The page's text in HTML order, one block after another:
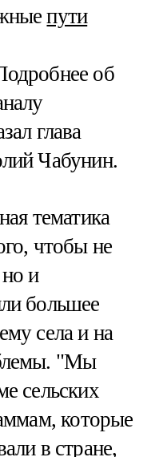
пути
об
глава
Чабунин.
тематика
чтобы не
и
большее
села и на
"Мы
сельских
которые
в стране,